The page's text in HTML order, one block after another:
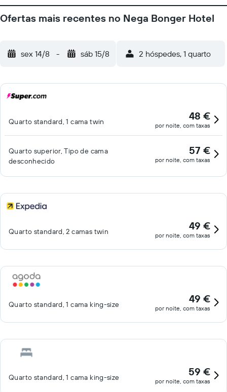
Ofertas mais recentes no Nega Bonger Hotel
sex 14/8 - sáb 15/8 2 hóspedes, 1 quarto
Quarto standard, 1 cama twin 48 €
por noite, com taxas
Quarto superior, Tipo de cama
desconhecido
57 €
por noite, com taxas
Quarto standard, 2 camas twin 49 €
por noite, com taxas
Quarto standard, 1 cama king-size 49 €
por noite, com taxas
Quarto standard, 1 cama king-size 59 €
por noite, com taxas